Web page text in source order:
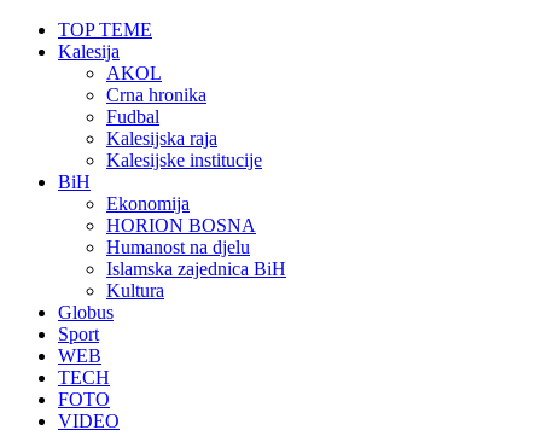
TOP TEME
Kalesija
AKOL
Crna hronika
Fudbal
Kalesijska raja
Kalesijske institucije
BiH
Ekonomija
HORION BOSNA
Humanost na djelu
Islamska zajednica BiH
Kultura
Globus
Sport
WEB
TECH
FOTO
VIDEO